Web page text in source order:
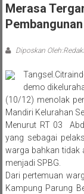
Merasa
Diposkan
demo
(10/12) menolak
Mandiri Kelurahan
Menurut RT 03
yang sebagai
warga bahkan tidak
menjadi SPBG.
Dari pertemuan
Kampung Parung